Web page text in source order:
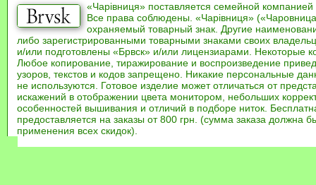
«Чарівниця» поставляется семейной компанией
Все права соблюдены. «Чарівниця»
охраняемый товарный знак. Другие
либо зарегистрированными товарными знаками своих
и/или подготовлены «Брвск» и/или лицензиарами. Некоторые
Любое копирование, тиражирование и воспроизведение
узоров, текстов и кодов запрещено. Никакие персональные
не используются. Готовое изделие может отличаться от
искажений в отображении цвета монитором, небольших
особенностей вышивания и отличий в подборе ниток.
предоставляется на заказы от 800 грн. (сумма заказа должна
применения всех скидок).